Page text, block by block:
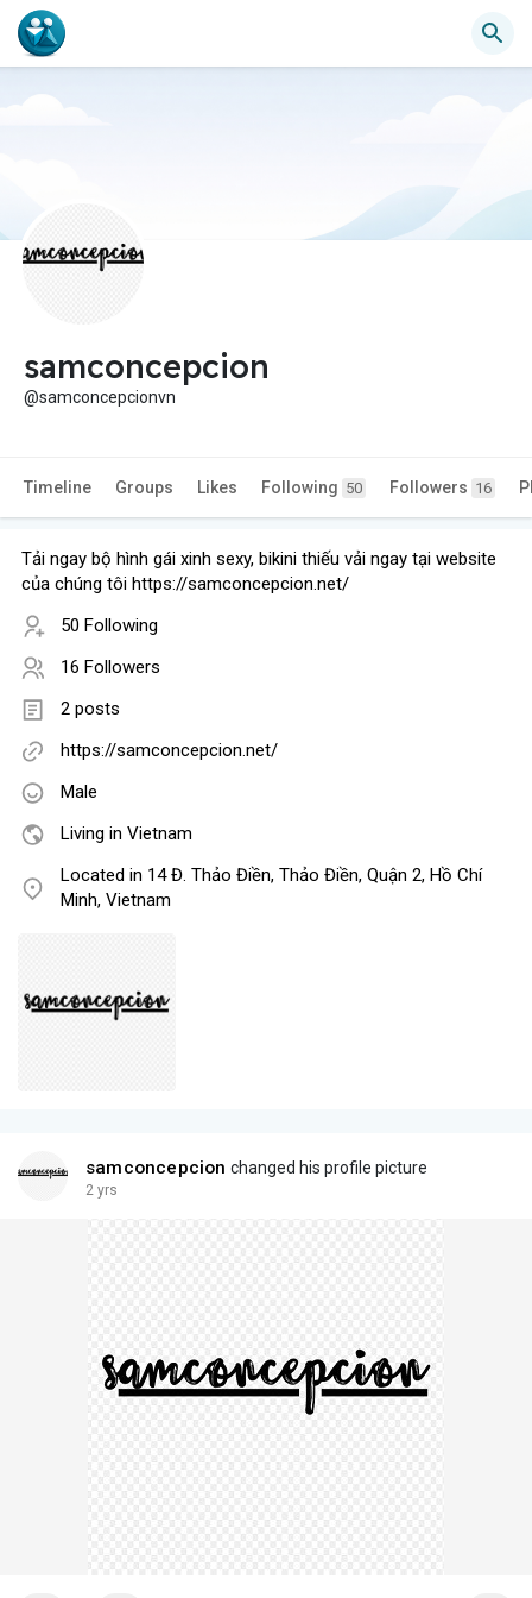
samconcepcion
@samconcepcionvn
Timeline Groups Likes Following 50 Followers 16
Tải ngay bộ hình gái xinh sexy, bikini thiếu vải ngay tại website
của chúng tôi https://samconcepcion.net/
50 Following
16 Followers
2 posts
https://samconcepcion.net/
Male
Living in Vietnam
Located in 14 Đ. Thảo Điền, Thảo Điền, Quận 2, Hồ Chí
Minh, Vietnam
samconcepcion changed his profile picture
2 yrs